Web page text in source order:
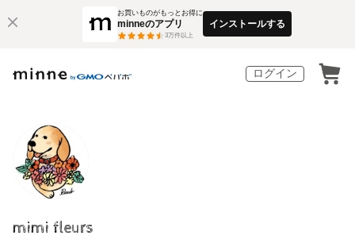
お買いものがもっとお得に
minneのアプリ
3万件以上
インストールする
ログイン
mimi fleurs